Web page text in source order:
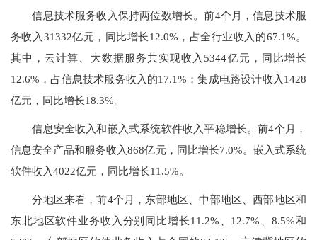
信息技术服务收入保持两位数增长。前4个月，信息技术服
务收入31332亿元，同比增长12.0%，占全行业收入的67.1%。
其中，云计算、大数据服务共实现收入5344亿元，同比增长
12.6%，占信息技术服务收入的17.1%；集成电路设计收入1428
亿元，同比增长18.3%。
信息安全收入和嵌入式系统软件收入平稳增长。前4个月，
信息安全产品和服务收入868亿元，同比增长7.0%。嵌入式系统
软件收入4022亿元，同比增长11.5%。
分地区来看，前4个月，东部地区、中部地区、西部地区和
东北地区软件业务收入分别同比增长11.2%、12.7%、8.5%和